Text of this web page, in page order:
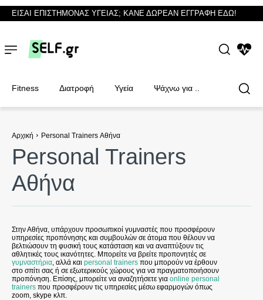
Φυσικοθεραπευτές
Φυσικοθεραπευτές
ΕΙΣΑΙ ΕΠΙΣΤΗΜΟΝΑΣ ΥΓΕΙΑΣ; ΚΑΝΕ ΔΩΡΕΑΝ ΕΓΓΡΑΦΗ ΕΔΩ!
Fitness Διατροφή Υγεία Ψάχνω για ..
Αρχική Personal Trainers Αθήνα
Personal Trainers
Αθήνα
Στην Αθήνα, υπάρχουν προσωπικοί γυμναστές που προσφέρουν
υπηρεσίες προπόνησης και συμβουλών σε άτομα που θέλουν να
βελτιώσουν τη φυσική τους κατάσταση και να αναπτύξουν τις
αθλητικές τους ικανότητες. Μπορείτε να βρείτε προπονητές σε
γυμναστήρια, αλλά και personal trainers που μπορούν να έρθουν
στο σπίτι σας ή σε εξωτερικούς χώρους για να πραγματοποιήσουν
προπόνηση. Επίσης, μπορείτε να αναζητήσετε για online personal
trainers που προσφέρουν τις υπηρεσίες μέσω εφαρμογών όπως
zoom, skype κλπ.